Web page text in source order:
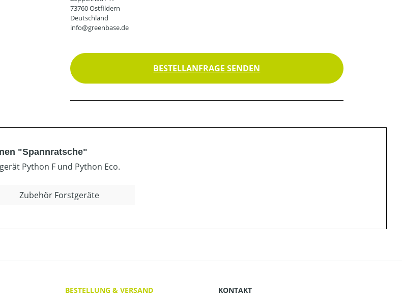
73760 Ostfildern
Deutschland
info@greenbase.de
BESTELLANFRAGE SENDEN
"Spannratsche"
Python F und Python Eco.
Zubehör Forstgeräte
BESTELLUNG & VERSAND
KONTAKT